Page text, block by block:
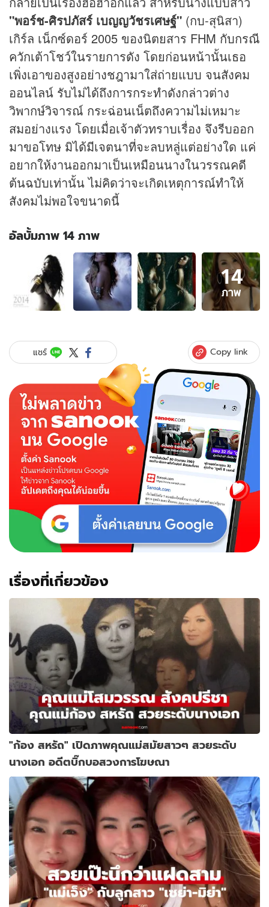
"พอร์ช-ศิรปภัสร์ เบญญวัชรเศษฐ์" (กบ-สุนิสา)
เกิร์ล เน็กซ์ดอร์ 2005 ของนิตยสาร FHM กับกรณี
ควักเต้าโชว์ในรายการดัง โดยก่อนหน้านั้นเธอ
เพิ่งเอาของสูงอย่างชฎามาใส่ถ่ายแบบ จนสังคม
ออนไลน์ รับไม่ได้ถึงการกระทำดังกล่าวต่าง
วิพากษ์วิจารณ์ กระฉ่อนเน็ตถึงความไม่เหมาะ
สมอย่างแรง โดยเมื่อเจ้าตัวทราบเรื่อง จึงรีบออก
มาขอโทษ มิได้มีเจตนาที่จะลบหลู่แต่อย่างใด แค่
อยากให้งานออกมาเป็นเหมือนนางในวรรณคดี
ต้นฉบับเท่านั้น ไม่คิดว่าจะเกิดเหตุการณ์ทำให้
สังคมไม่พอใจขนาดนี้
อัลบั้มภาพ 14 ภาพ
ภาพ
ของ
นาง
แบบ
พอร์ช
ควัก
โชว์
14
ภาพ
แชร์ Copy link
เรื่องที่เกี่ยวข้อง
"ก้อง สหรัถ" เปิดภาพคุณแม่สมัยสาวๆ สวยระดับ
นางเอก อดีตบิ๊กบอสวงการโฆษณา